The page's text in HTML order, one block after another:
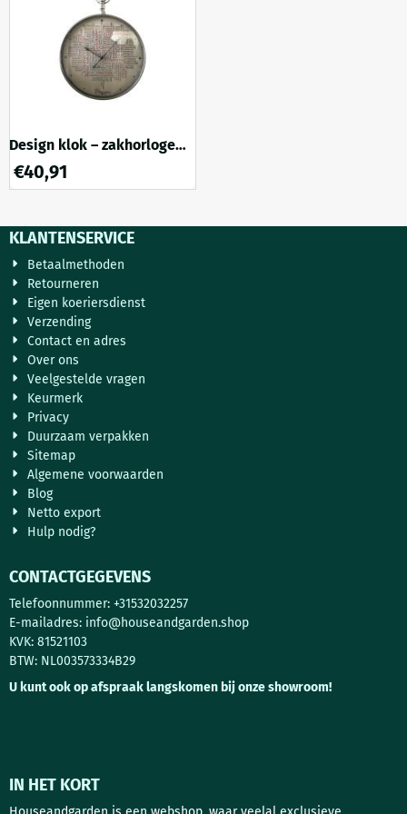
combineert dit bijzondere
stuk luxe vakmanschap met
een elegante uitstraling. De
afwerking in chroom-staal e...
Design klok – zakhorloge
model – 80 cm – wandklok
– quartz
€40,91
KLANTENSERVICE
Betaalmethoden
Retourneren
Eigen koeriersdienst
Verzending
Contact en adres
Over ons
Veelgestelde vragen
Keurmerk
Privacy
Duurzaam verpakken
Sitemap
Algemene voorwaarden
Blog
Netto export
Hulp nodig?
CONTACTGEGEVENS
Telefoonnummer: +31532032257
E-mailadres: info@houseandgarden.shop
KVK: 81521103
BTW: NL003573334B29
U kunt ook op afspraak langskomen bij onze showroom!
IN HET KORT